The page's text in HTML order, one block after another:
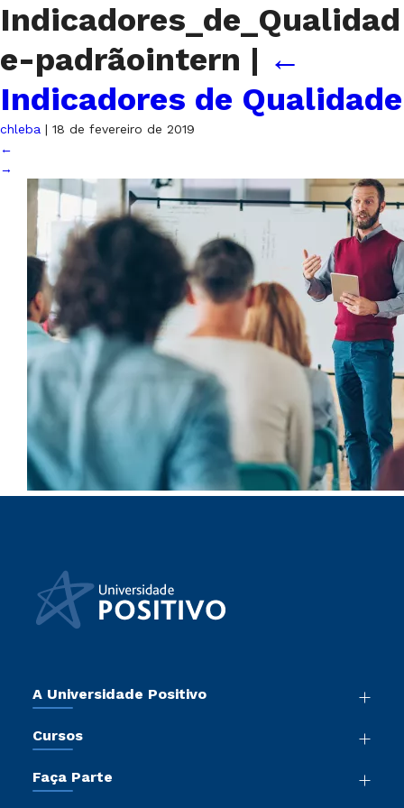
Indicadores_de_Qualidad
e-padrãointern | ←
Indicadores de Qualidade
chleba | 18 de fevereiro de 2019
←
→
A Universidade Positivo
Sala de Imprensa
Trabalhe Conosco
Cursos
Pós-Graduação
Faça Parte